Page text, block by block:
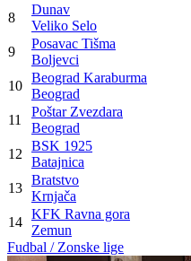
8
Dunav
Veliko Selo
9
Posavac Tišma
Boljevci
10
Beograd Karaburma
Beograd
11
Poštar Zvezdara
Beograd
12
BSK 1925
Batajnica
13
Bratstvo
Krnjača
14
KFK Ravna gora
Zemun
Fudbal / Zonske lige